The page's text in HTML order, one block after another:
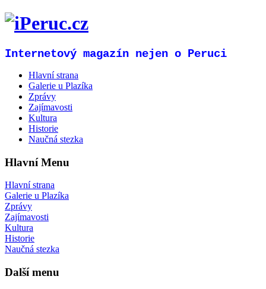
Internetový magazín nejen o Peruci
Hlavní strana
Galerie u Plazíka
Zprávy
Zajímavosti
Kultura
Historie
Naučná stezka
Hlavní Menu
Hlavní strana
Galerie u Plazíka
Zprávy
Zajímavosti
Kultura
Historie
Naučná stezka
Další menu